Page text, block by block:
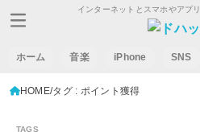
インターネットとスマホやアプ
ホーム 音楽 iPhone SNS
HOME タグ : ポイント獲得